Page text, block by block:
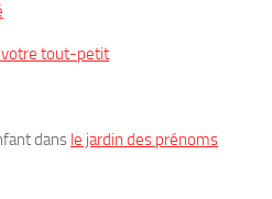
votre tout-petit
dans le jardin des prénoms